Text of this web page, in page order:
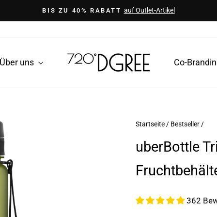
Pause
BIS ZU 40% RABATT auf Outlet-Artikel
Über uns Co-
Startseite/ Bestseller/
uberBottle
362